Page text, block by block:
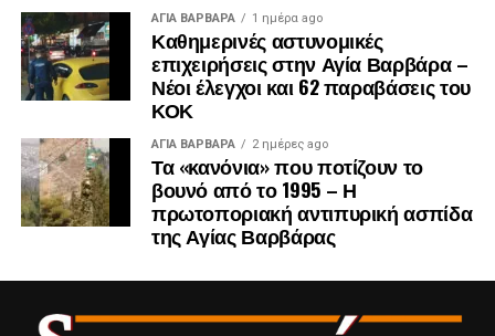
ΑΓΙΑ ΒΑΡΒΑΡΑ 1 ημέρα ago
Καθημερινές αστυνομικές
επιχειρήσεις στην Αγία Βαρβάρα –
Νέοι έλεγχοι και 62 παραβάσεις του
ΚΟΚ
ΑΓΙΑ ΒΑΡΒΑΡΑ 2 ημέρες ago
Τα «κανόνια» που ποτίζουν το
βουνό από το 1995 – Η
πρωτοποριακή αντιπυρική ασπίδα
της Αγίας Βαρβάρας